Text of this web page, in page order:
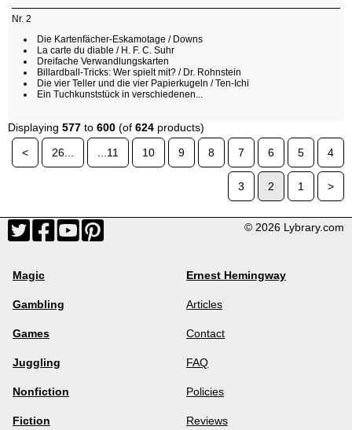
Nr. 2
Die Kartenfächer-Eskamotage / Downs
La carte du diable / H. F. C. Suhr
Dreifache Verwandlungskarten
Billardball-Tricks: Wer spielt mit? / Dr. Rohnstein
Die vier Teller und die vier Papierkugeln / Ten-Ichi
Ein Tuchkunststück in verschiedenen...
Displaying 577 to 600 (of 624 products)
<
26... ...11 10 9 8 7 6 5 4
3 2 1 >
© 2026 Lybrary.com
Magic
Gambling
Games
Juggling
Nonfiction
Fiction
Ernest Hemingway
Articles
Contact
FAQ
Policies
Reviews